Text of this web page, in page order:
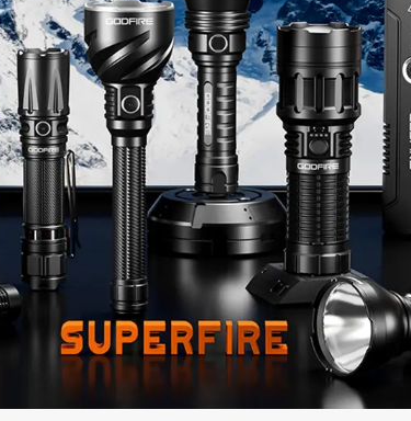
ヘッドランプ サ
キュー 検索
ッパ アジア